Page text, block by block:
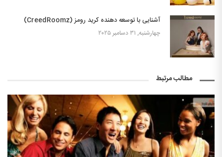
آشنایی با توسعه دهنده کرید رومز (CreedRoomz)
چهارشنبه, ۳۱ دسامبر ۲۰۲۵
مطالب مرتبط